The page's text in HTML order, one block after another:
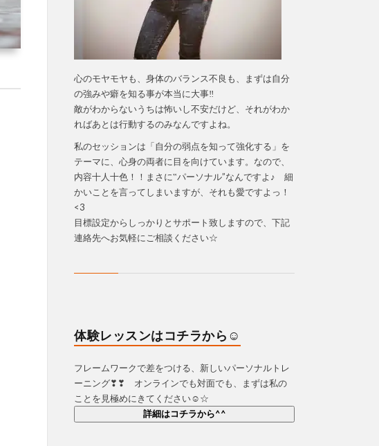
心のモヤモヤも、身体のバランス不良も、まずは自分
の強みや癖を知る事が本当に大事‼
敵がわからないうちは怖いし不安だけど、それがわか
ればあとは行動するのみなんですよね。
私のセッションは「自分の弱点を知って強化する」を
テーマに、心身の両者に目を向けています。なので、
内容十人十色！！まさに‟パーソナル”なんですよ♪ 細
かいことを言ってしまいますが、それも愛ですよっ！
<3
目標設定からしっかりとサポート致しますので、下記
連絡先へお気軽にご相談ください☆
体験レッスンはコチラから☺
フレームワークで差をつける、新しいパーソナルトレ
ーニング❣❣ オンラインでも対面でも、まずは私の
ことを見極めにきてください☺☆
詳細はコチラから^^